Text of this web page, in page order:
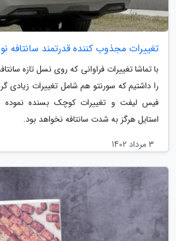
تغییرات مجذوب کننده قدرتمند سانتافه نو
با تماشا تغییرات فراوانی که روی نسل تازه
را داشتیم که سورنتو هم شامل تغییرات زیادی
فیس لیفت و تغییرات کوچک بسنده نموده
استایل هرگز به شدت سانتافه نخواهد بود.
3 مرداد 1402